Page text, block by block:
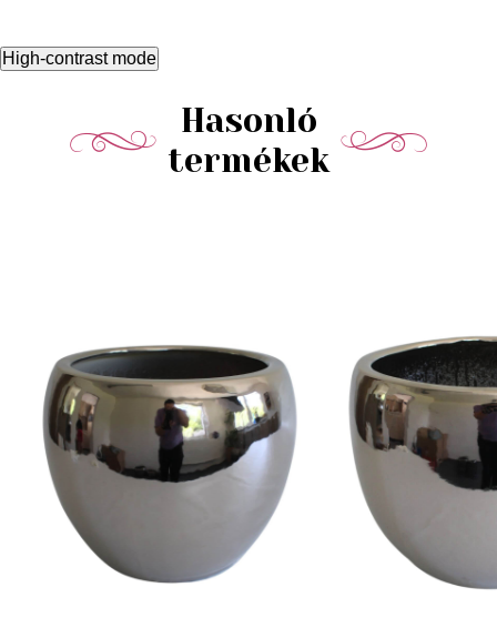
High-contrast mode
Hasonló
termékek